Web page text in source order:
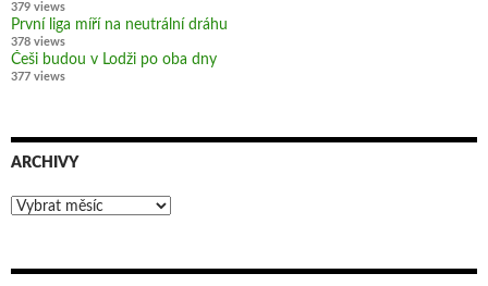
379 views
První liga míří na neutrální dráhu
378 views
Češi budou v Lodži po oba dny
377 views
ARCHIVY
Archivy